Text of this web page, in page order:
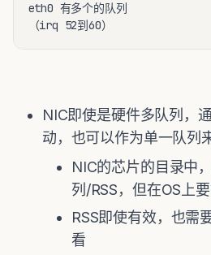
eth0 有多个的队列
（irq 52到60）
NIC即使是硬件多队列，
动，也可以作为单一队列
NIC的芯片的目录中
列/RSS，但在OS上
RSS即使有效，也需
看